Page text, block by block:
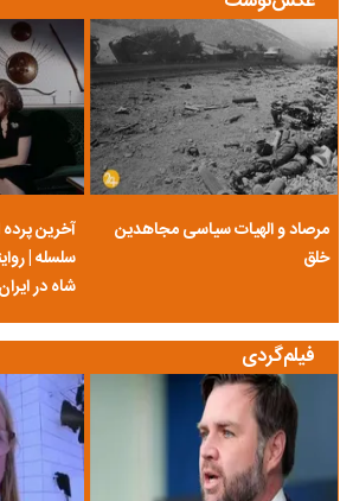
مرصاد و الهیات سیاسی مجاهدین
خلق
آخرین
سلسله |
شاه در ایران
فیلم‌گردی